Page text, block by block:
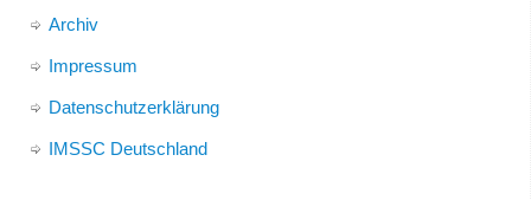
Archiv
Impressum
Datenschutzerklärung
IMSSC Deutschland